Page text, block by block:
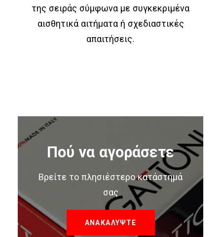
της σειράς σύμφωνα με συγκεκριμένα
αισθητικά αιτήματα ή σχεδιαστικές
απαιτήσεις.
Πού να αγοράσετε
Βρείτε το πλησιέστερο κατάστημά
σας
ΑΝΑΚΑΛΥΨΤΕ